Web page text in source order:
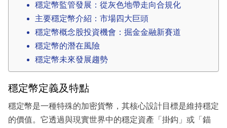
穩定幣監管發展：從灰色地帶走向合規化
主要穩定幣介紹：市場四大巨頭
穩定幣概念股投資機會：掘金金融新賽道
穩定幣的潛在風險
穩定幣未來發展趨勢
穩定幣定義及特點
穩定幣是一種特殊的加密貨幣，其核心設計目標是維持穩定
的價值。它透過與現實世界中的穩定資產「掛鈎」或「錨